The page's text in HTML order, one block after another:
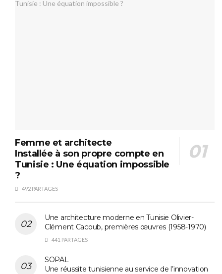
Femme et architecte
Installée à son propre compte en
Tunisie : Une équation impossible
?
492 PARTAGES
Une architecture moderne en Tunisie Olivier-
Clément Cacoub, premières œuvres (1958-1970)
441 PARTAGES
SOPAL
Une réussite tunisienne au service de l’innovation